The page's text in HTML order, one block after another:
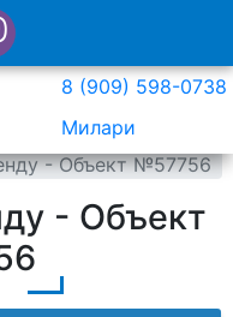
8 (909) 598-0738
Милари
- Объект №57756
- Объект